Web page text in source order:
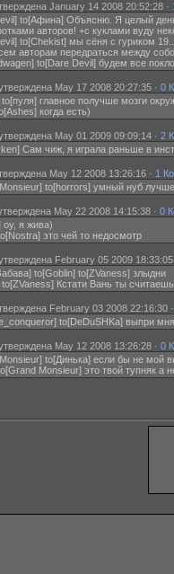
January 14 2008 20:52:28 ·
to[Афина] Объясню. Я целый
авторов! +с куклами вуду
to[Chekist] мы сёня с гуриком
авторам передраться между
to[Dare Devil] будем все
May 17 2008 20:27:35 · 0
главное получше мозги
когда есть)
May 01 2009 09:09:14 · 2
Сам чиж, я играла раньше в
May 12 2008 13:26:16 · 1
to[horrors] умный нуб лучше
May 22 2008 14:15:38 · 0
оу, я жива)
это чей то недосмотр
February 05 2009 18:33:05
to[Goblin] to[ZVaness] злыдни
Кстати Вань ты
February 03 2008 22:16:30 ·
to[DeDuSHKa] выпри мня
May 12 2008 13:26:28 · 0
to[Динька] если бы не мой
Monsieur] это твой тупняк а